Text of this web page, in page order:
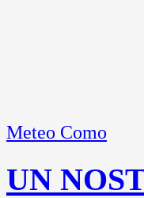
Meteo Como
UN